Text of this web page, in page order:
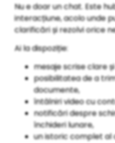
Nu e doar un chat. Este
interacțiune, acolo unde
clarificări și rezolvi orice
Ai la dispoziție:
mesaje scrise clare
posibilitatea de a
documente,
întâlniri video cu
notificări despre
închideri lunare,
un istoric complet al